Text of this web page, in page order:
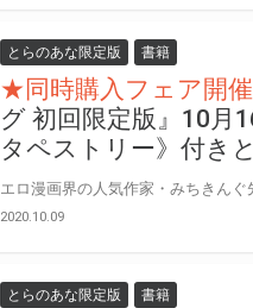
とらのあな限定版 書籍
★同時購入フェア開
グ 初回限定版』10月
タペストリー》付き
2020.10.09
とらのあな限定版 書籍